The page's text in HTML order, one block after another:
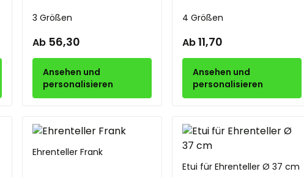
3 Größen
Ab 56,30
Ansehen und
personalisieren
4 Größen
Ab11,70
Ansehen und
personalisieren
Ehrenteller Frank
Etui für Ehrenteller Ø 37 cm